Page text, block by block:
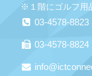
※１階にゴルフ用
03-4578-8823
03-4578-8824